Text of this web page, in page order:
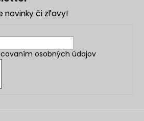
novinky či zľavy!
osobných údajov